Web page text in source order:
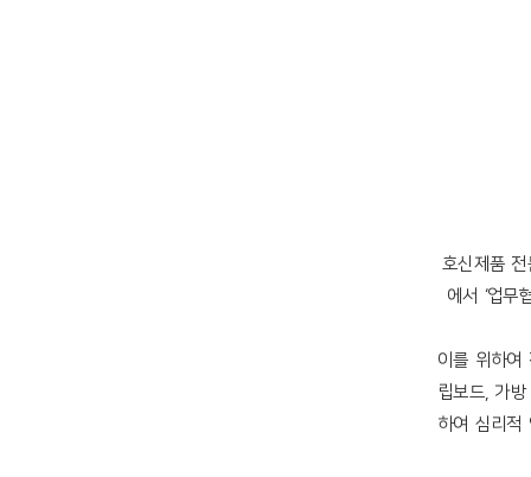
호신제품
에서 ‘업무
이를 위하여
립보드, 가
하여 심리적